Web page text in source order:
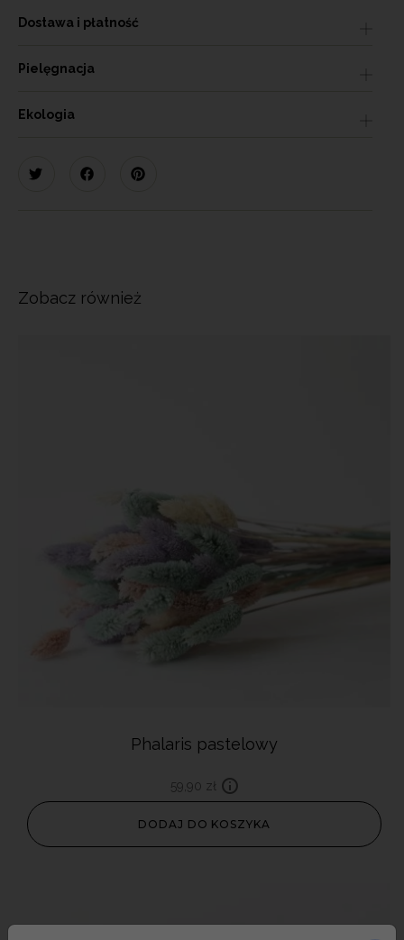
Dostawa i płatność
Pielęgnacja
Ekologia
Zobacz również
Phalaris pastelowy
59,90 zł
DODAJ DO KOSZYKA